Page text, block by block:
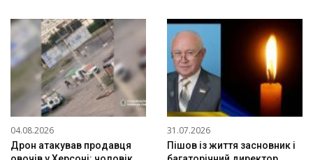
04.08.2026
Дрон атакував продавця
31.07.2026
Пішов із життя засновник і